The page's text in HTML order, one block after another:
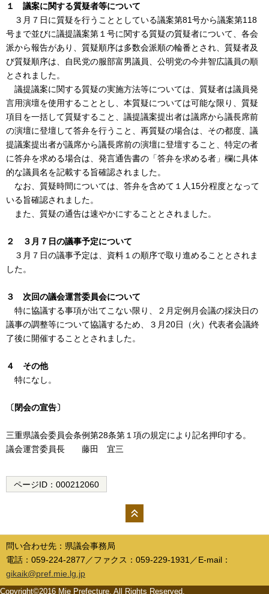
１ 議案に関する質疑者等について
３月７日に質疑を行うこととしている議案第81号から議案第118
号まで並びに議提議案第１号に関する質疑の質疑者について、各会
派から報告があり、質疑順序は多数会派順の輪番とされ、質疑者及
び質疑順序は、自民党の服部富男議員、公明党の今井智広議員の順
とされました。
議提議案に関する質疑の実施方法等については、質疑者は議員発
言用演壇を使用することとし、本質疑については可能な限り、質疑
項目を一括して質疑すること、議提議案提出者は議席から議長席前
の演壇に登壇して答弁を行うこと、再質疑の場合は、その都度、議
提議案提出者が議席から議長席前の演壇に登壇すること、特定の者
に答弁を求める場合は、発言通告書の「答弁を求める者」欄に具体
的な議員名を記載する旨確認されました。
なお、質疑時間については、答弁を含めて１人15分程度となって
いる旨確認されました。
また、質疑の通告は速やかにすることとされました。
２ ３月 ７ 日の議事予定について
３月７日の議事予定は、資料１の順序で取り進めることとされま
した。
３ 次回の議会運営委員会について
特に協議する事項が出てこない限り、２月定例月会議の採決日の
議事の調整等について協議するため、３月20日（火）代表者会議終
了後に開催することとされました。
４
その他
特になし。
〔閉会の宣告〕
三重県議会委員会条例第28条第１項の規定により記名押印する。
議会運営委員長 藤田 宜三
ページID： 000212060
先頭
問い合わせ先：県議会事務局
電話：059-224-2877／ファクス：059-229-1931／E-mail：
gikaik@pref.mie.lg.jp
Copyright©2016 Mie Prefecture, All Rights Reserved.